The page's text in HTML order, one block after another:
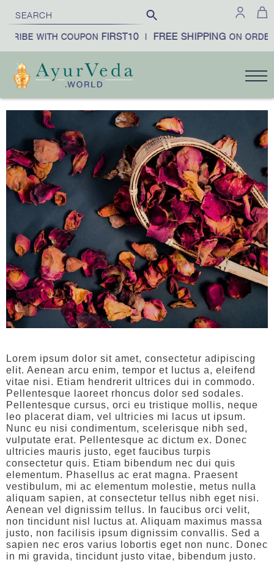
WITH COUPONFIRST10| FREE SHIPPINGON
Lorem ipsum dolor sit amet, consectetur adipiscing
elit. Aenean arcu enim, tempor et luctus a, eleifend
vitae nisi. Etiam hendrerit ultrices dui in commodo.
Pellentesque laoreet rhoncus dolor sed sodales.
Pellentesque cursus, orci eu tristique mollis, neque
leo placerat diam, vel ultricies mi lacus ut ipsum.
Nunc eu nisi condimentum, scelerisque nibh sed,
vulputate erat. Pellentesque ac dictum ex. Donec
ultricies mauris justo, eget faucibus turpis
consectetur quis. Etiam bibendum nec dui quis
elementum. Phasellus ac erat magna. Praesent
vestibulum, mi ac elementum molestie, metus nulla
aliquam sapien, at consectetur tellus nibh eget nisi.
Aenean vel dignissim tellus. In faucibus orci velit,
non tincidunt nisl luctus at. Aliquam maximus massa
justo, non facilisis ipsum dignissim convallis. Sed a
sapien nec eros varius lobortis eget non nunc. Donec
in mi gravida, tincidunt justo vitae, bibendum justo.